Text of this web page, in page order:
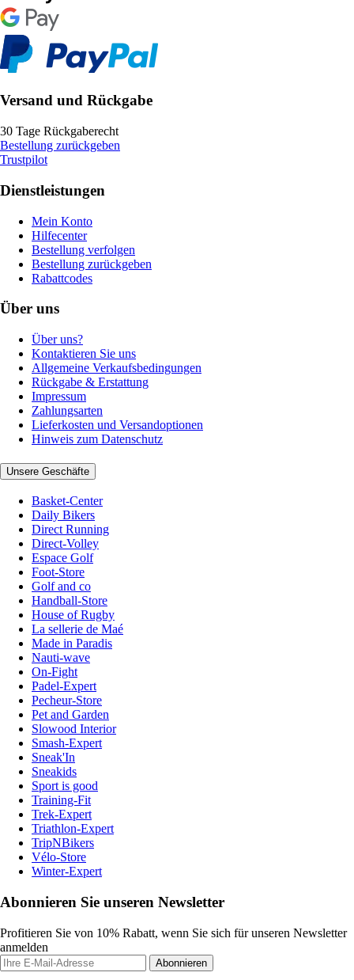
Versand und Rückgabe
30 Tage Rückgaberecht
Bestellung zurückgeben
Trustpilot
Dienstleistungen
Mein Konto
Hilfecenter
Bestellung verfolgen
Bestellung zurückgeben
Rabattcodes
Über uns
Über uns?
Kontaktieren Sie uns
Allgemeine Verkaufsbedingungen
Rückgabe & Erstattung
Impressum
Zahlungsarten
Lieferkosten und Versandoptionen
Hinweis zum Datenschutz
Unsere Geschäfte
Basket-Center
Daily Bikers
Direct Running
Direct-Volley
Espace Golf
Foot-Store
Golf and co
Handball-Store
House of Rugby
La sellerie de Maé
Made in Paradis
Nauti-wave
On-Fight
Padel-Expert
Pecheur-Store
Pet and Garden
Slowood Interior
Smash-Expert
Sneak'In
Sneakids
Sport is good
Training-Fit
Trek-Expert
Triathlon-Expert
TripNBikers
Vélo-Store
Winter-Expert
Abonnieren Sie unseren Newsletter
Profitieren Sie von 10% Rabatt, wenn Sie sich für unseren Newsletter
anmelden
Abonnieren